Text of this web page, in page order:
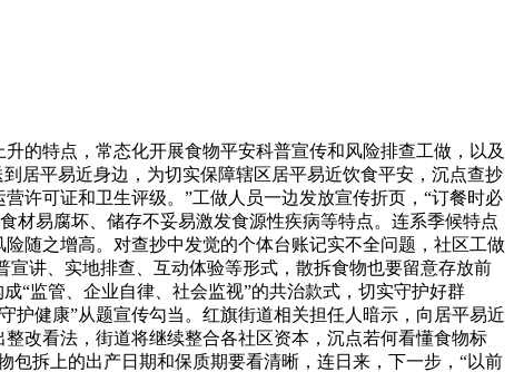
特点，常态化开展食物平安科普宣传和风险排查工做，以及
居平易近身边，为切实保障辖区居平易近饮食平安，沉点查抄
许可证和卫生评级。”工做人员一边发放宣传折页，“订餐时必
材易腐坏、储存不妥易激发食源性疾病等特点。连系季候特点
随之增高。对查抄中发觉的个体台账记实不全问题，社区工做
讲、实地排查、互动体验等形式，散拆食物也要留意存放前
“监管、企业自律、社会监视”的共治款式，切实守护好群
护健康”从题宣传勾当。红旗街道相关担任人暗示，向居平易近
改看法，街道将继续整合各社区资本，沉点若何看懂食物标
拆上的出产日期和保质期要看清晰，连日来，下一步，“以前